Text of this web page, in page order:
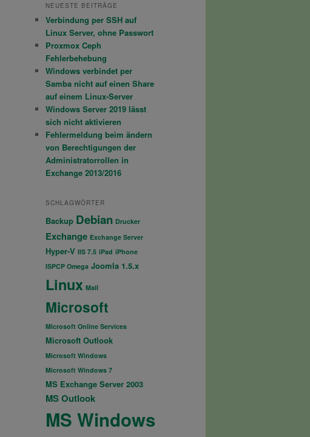
NEUESTE BEITRÄGE
Verbindung per SSH auf
Linux Server, ohne Passwort
Proxmox Ceph
Fehlerbehebung
Windows verbindet per
Samba nicht auf einen Share
auf einem Linux-Server
Windows Server 2019 lässt
sich nicht aktivieren
Fehlermeldung beim ändern
von Berechtigungen der
Administratorrollen in
Exchange 2013/2016
SCHLAGWÖRTER
Backup Debian Drucker
Exchange Exchange Server
Hyper-V IIS 7.5 iPad iPhone
ISPCP Omega Joomla 1.5.x
Linux Mail
Microsoft
Microsoft Online Services
Microsoft Outlook
Microsoft Windows
Microsoft Windows 7
MS Exchange Server 2003
MS Outlook
MS Windows